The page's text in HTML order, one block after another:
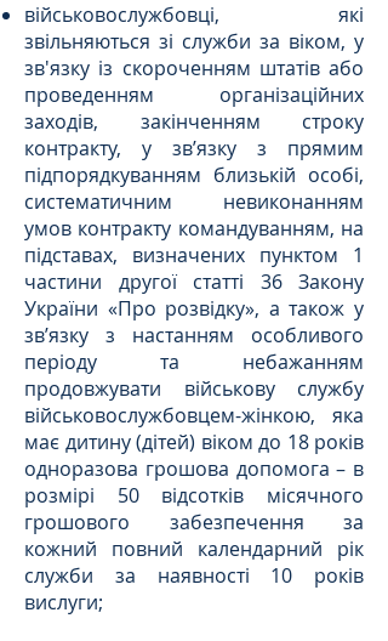
військовослужбовці, які
звільняються зі служби за віком, у
зв'язку із скороченням штатів або
проведенням організаційних
заходів, закінченням строку
контракту, у зв’язку з прямим
підпорядкуванням близькій особі,
систематичним невиконанням
умов контракту командуванням, на
підставах, визначених пунктом 1
частини другої статті 36 Закону
України «Про розвідку», а також у
зв’язку з настанням особливого
періоду та небажанням
продовжувати військову службу
військовослужбовцем-жінкою, яка
має дитину (дітей) віком до 18 років
одноразова грошова допомога – в
розмірі 50 відсотків місячного
грошового забезпечення за
кожний повний календарний рік
служби за наявності 10 років
вислуги;